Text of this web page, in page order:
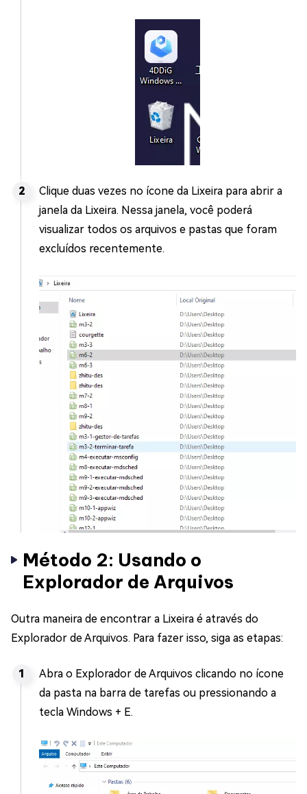
Clique duas vezes no ícone da Lixeira para abrir a
janela da Lixeira. Nessa janela, você poderá
visualizar todos os arquivos e pastas que foram
excluídos recentemente.
Método 2: Usando o
Explorador de Arquivos
Outra maneira de encontrar a Lixeira é através do
Explorador de Arquivos. Para fazer isso, siga as etapas:
Abra o Explorador de Arquivos clicando no ícone
da pasta na barra de tarefas ou pressionando a
tecla Windows + E.